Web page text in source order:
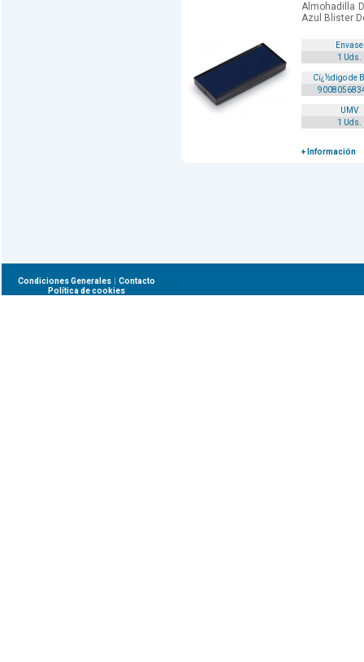
Almohadilla
Azul Blister
Envase
1 Uds.
Cï¿½digo de
UMV
1 Uds.
+ Información
Condiciones Generales| Contacto
Política de cookies